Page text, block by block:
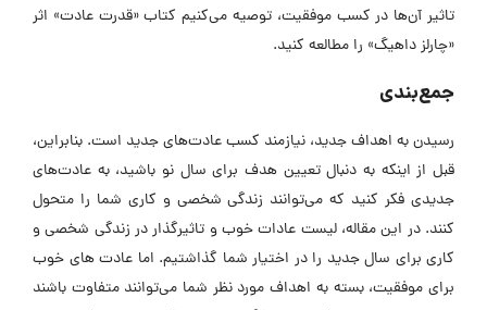
تاثیر آن‌ها در کسب موفقیت، توصیه می‌کنیم کتاب «قدرت عادت» اثر
«چارلز داهیگ» را مطالعه کنید.
جمع‌بندی
رسیدن به اهداف جدید، نیازمند کسب عادت‌های جدید است. بنابراین،
قبل از اینکه به دنبال تعیین هدف برای سال نو باشید، به عادت‌های
جدیدی فکر کنید که می‌توانند زندگی شخصی و کاری شما را متحول
کنند. در این مقاله، لیست عادات خوب و تاثیرگذار در زندگی شخصی و
کاری برای سال جدید را در اختیار شما گذاشتیم. اما عادت های خوب
برای موفقیت، بسته به اهداف مورد نظر شما می‌توانند متفاوت باشند